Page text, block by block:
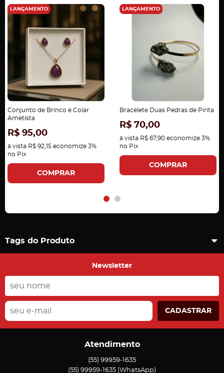
LANÇAMENTO
Conjunto de Brinco e Colar
Ametista
R$ 95,00
à vista R$ 92,15 economize 3%
no Pix
COMPRAR
LANÇAMENTO
Bracelete Duas Pedras de Pirita
R$ 70,00
à vista R$ 67,90 economize 3%
no Pix
COMPRAR
Tags do Produto
Newsletter
CADASTRAR
Atendimento
(55) 99959-1635
(55) 99959-1635 (WhatsApp)